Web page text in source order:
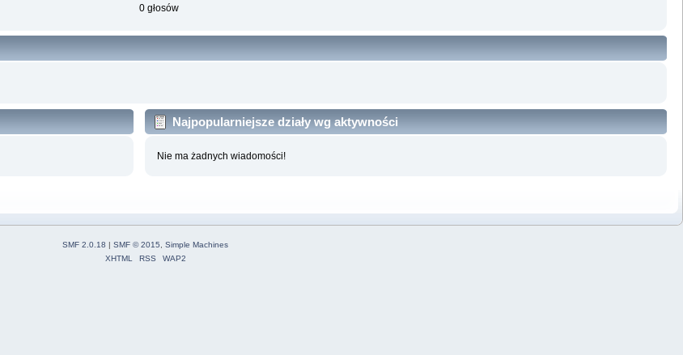
0 głosów
Najpopularniejsze działy wg aktywności
Nie ma żadnych wiadomości!
SMF 2.0.18 | SMF © 2015, Simple Machines
XHTML
RSS WAP2